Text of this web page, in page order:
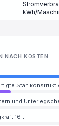
kWh/
NACH KOSTEN
und
16 t